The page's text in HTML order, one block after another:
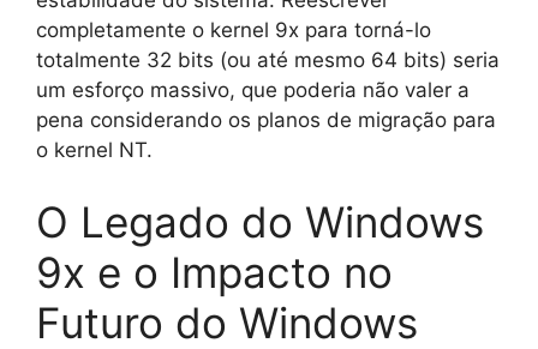
completamente o kernel 9x para torná-lo
totalmente 32 bits (ou até mesmo 64 bits) seria
um esforço massivo, que poderia não valer a
pena considerando os planos de migração para
o kernel NT.
O Legado do Windows
9x e o Impacto no
Futuro do Windows